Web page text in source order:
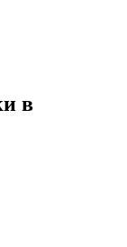
в